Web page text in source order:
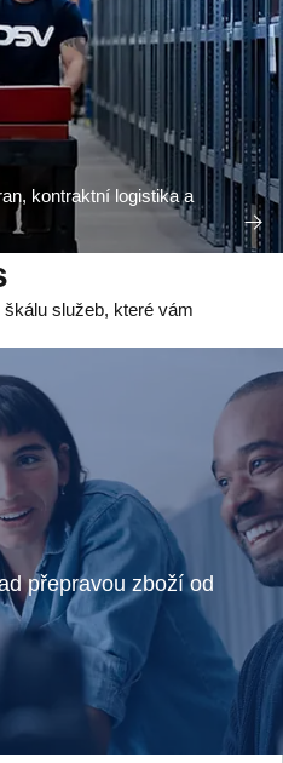
kontraktní logistika a
služeb, které vám
přepravou zboží od